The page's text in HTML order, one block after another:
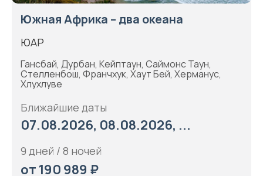
Южная Африка – два океана
ЮАР
Гансбай, Дурбан, Кейптаун, Саймонс Таун,
Стелленбош, Франчхук, Хаут Бей, Херманус,
Хлухлуве
Ближайшие даты
07.08.2026, 08.08.2026, ...
9 дней / 8 ночей
от 190 989 ₽